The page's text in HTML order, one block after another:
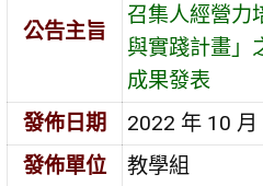
公告主旨
召集人經營力
與實踐計畫」
成果發表
發佈日期
2022 年 10 月
發佈單位
教學組